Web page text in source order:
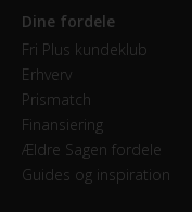
Dine fordele
Fri Plus kundeklub
Erhverv
Prismatch
Finansiering
Ældre Sagen fordele
Guides og inspiration